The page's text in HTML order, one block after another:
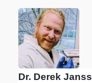
Dr. Derek